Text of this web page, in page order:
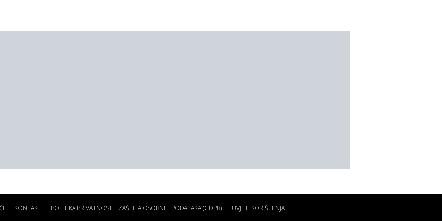
KONTAKT POLITIKA PRIVATNOSTI I ZAŠTITA OSOBNIH PODATAKA (GDPR) UVJETI KORIŠTENJA